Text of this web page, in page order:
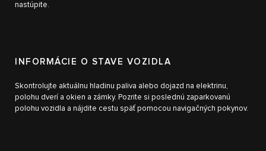
nastúpite.
INFORMÁCIE O STAVE VOZIDLA
Skontrolujte aktuálnu hladinu paliva alebo dojazd na elektrinu,
polohu dverí a okien a zámky. Pozrite si poslednú zaparkovanú
polohu vozidla a nájdite cestu späť pomocou navigačných pokynov.